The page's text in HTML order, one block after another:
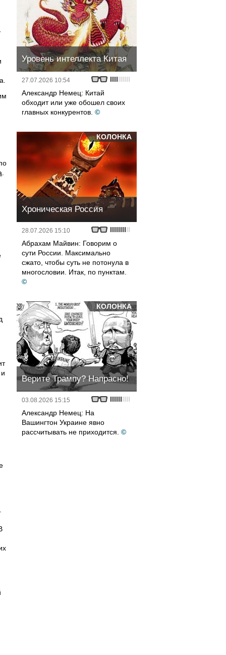
Уровень интеллекта Китая
27.07.2026 10:54
Александр Немец: Китай
обходит или уже обошел своих
главных конкурентов. ©
КОЛОНКА
Хроническая Россия
28.07.2026 15:10
Абрахам Майвин: Говорим о
сути России. Максимально
сжато, чтобы суть не потонула в
многословии. Итак, по пунктам.
©
КОЛОНКА
Верите Трампу? Напрасно!
03.08.2026 15:15
Александр Немец: На
Вашингтон Украине явно
рассчитывать не приходится. ©